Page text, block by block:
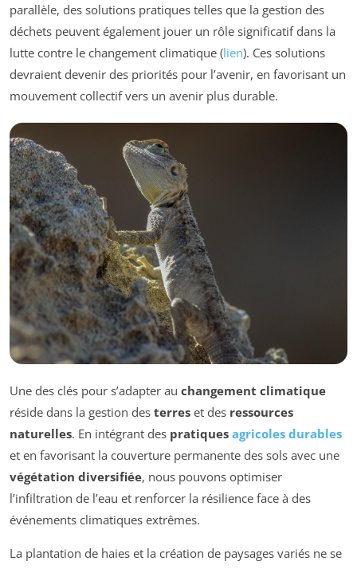
parallèle, des solutions pratiques telles que la gestion des
déchets peuvent également jouer un rôle significatif dans la
lutte contre le changement climatique (lien). Ces solutions
devraient devenir des priorités pour l’avenir, en favorisant un
mouvement collectif vers un avenir plus durable.
Une des clés pour s’adapter au changement climatique
réside dans la gestion des terres et des ressources
naturelles. En intégrant des pratiques agricoles durables
et en favorisant la couverture permanente des sols avec une
végétation diversifiée, nous pouvons optimiser
l’infiltration de l’eau et renforcer la résilience face à des
événements climatiques extrêmes.
La plantation de haies et la création de paysages variés ne se